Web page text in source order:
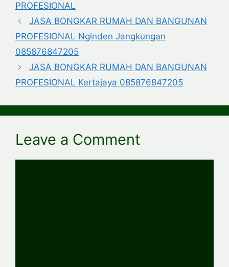
PROFESIONAL
JASA BONGKAR RUMAH DAN BANGUNAN
PROFESIONAL Nginden Jangkungan
085876847205
JASA BONGKAR RUMAH DAN BANGUNAN
PROFESIONAL Kertajaya 085876847205
Leave a Comment